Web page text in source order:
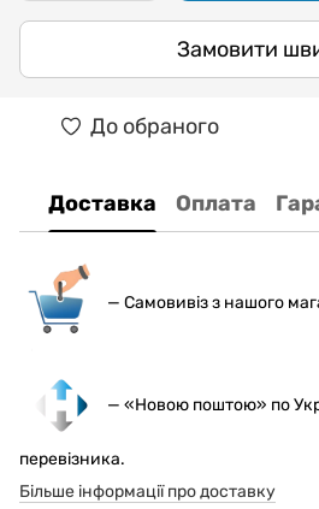
Замовити
До обраного
Доставка Оплата
— Самовивіз з нашого
— «Новою поштою» по
перевізника.
Більше інформації про доставку